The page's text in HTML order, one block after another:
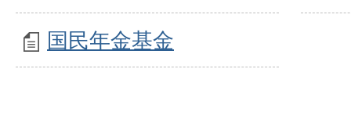
国民年金基金